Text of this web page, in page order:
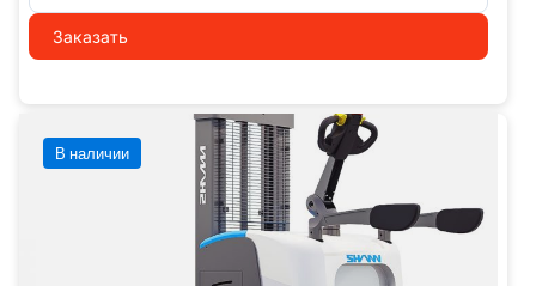
Заказать
В наличии